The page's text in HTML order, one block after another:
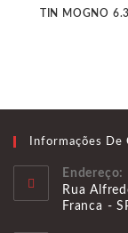
TIN MOGNO
Informações De
Endereço:
Rua
Franca -